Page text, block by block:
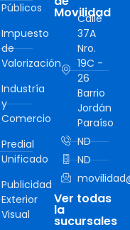
Públicos
Impuesto
de
Valorización
Industría
y
Comercio
Predial
Unificado
Publicidad
Exterior
Visual
Movilidad
Calle
37A
Nro.
19C -
26
Barrio
Jordán
Paraíso
ND
ND
Ver todas
la
sucursales